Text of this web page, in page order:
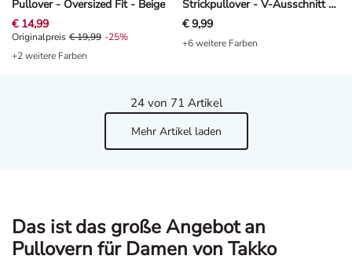
€ 14,99
Originalpreis € 19,99, Rabat -25%
Originalpreis
+2 weitere Farben
€ 9,99
+6 weitere Farben
Mehr Artikel laden
Das ist das große Angebot an
Pullovern für Damen von Takko
Fashion